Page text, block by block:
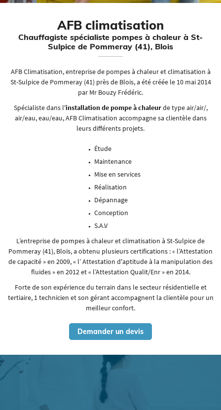
formulaire de désinscription.
Inscription
AFB climatisation
Chauffagiste spécialiste pompes à chaleur à St-
Sulpice de Pommeray (41), Blois
AFB Climatisation, entreprise de pompes à chaleur et climatisation à
St-Sulpice de Pommeray (41) près de Blois, a été créée le 10 mai 2014
par Mr Bouzy Frédéric.
Spécialiste dans l'installation de pompe à chaleurde type air/air/,
air/eau, eau/eau, AFB Climatisation accompagne sa clientèle dans
leurs différents projets.
Étude
Maintenance
Mise en services
Réalisation
Dépannage
Conception
S.A.V
L’entreprise de pompes à chaleur et climatisation à St-Sulpice de
Pommeray (41), Blois, a obtenu plusieurs certifications : « l’Attestation
de capacité » en 2009, « l’ Attestation d'aptitude à la manipulation des
fluides » en 2012 et « l’Attestation Qualit/Enr » en 2014.
Forte de son expérience du terrain dans le secteur résidentielle et
tertiaire, 1 technicien et son gérant accompagnent la clientèle pour un
meilleur confort.
Demander un devis